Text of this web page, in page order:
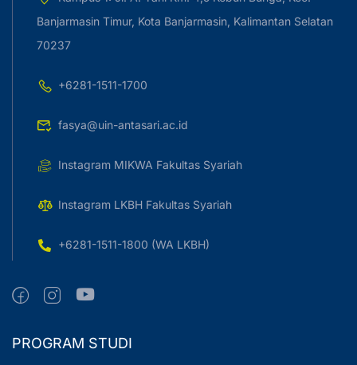
Banjarmasin Timur, Kota Banjarmasin, Kalimantan Selatan
70237
+6281-1511-1700
fasya@uin-antasari.ac.id
Instagram MIKWA Fakultas Syariah
Instagram LKBH Fakultas Syariah
+6281-1511-1800 (WA LKBH)
PROGRAM STUDI